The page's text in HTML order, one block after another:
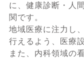
に、健康診断・人
関です。
地域医療に注力し
行えるよう、医療
また、内科領域の